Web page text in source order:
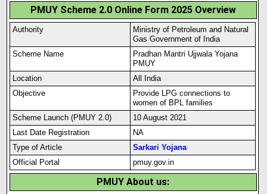
PMUY Scheme 2.0 Online Form 2025 Overview
Authority
Ministry of Petroleum and Natural
Gas Government of India
Scheme Name
Pradhan Mantri Ujjwala Yojana
PMUY
Location
All India
Objective
Provide LPG connections to
women of BPL families
Scheme Launch (PMUY 2.0)
10 August 2021
Last Date Registration
NA
Type of Article
Sarkari Yojana
Official Portal
pmuy.gov.in
PMUY About us: